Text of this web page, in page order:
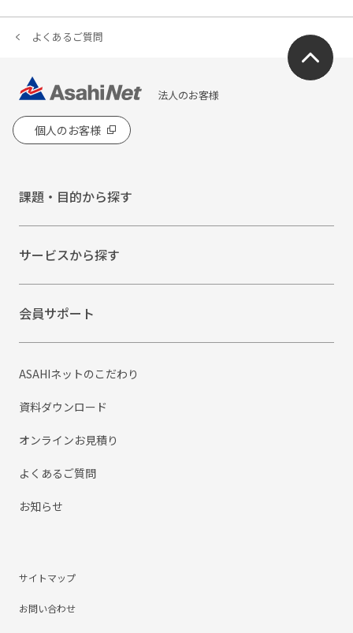
よくあるご質問
法人のお客様
個人のお客様
課題・目的から探す
サービスから探す
会員サポート
ASAHIネットのこだわり
資料ダウンロード
オンラインお見積り
よくあるご質問
お知らせ
サイトマップ
お問い合わせ